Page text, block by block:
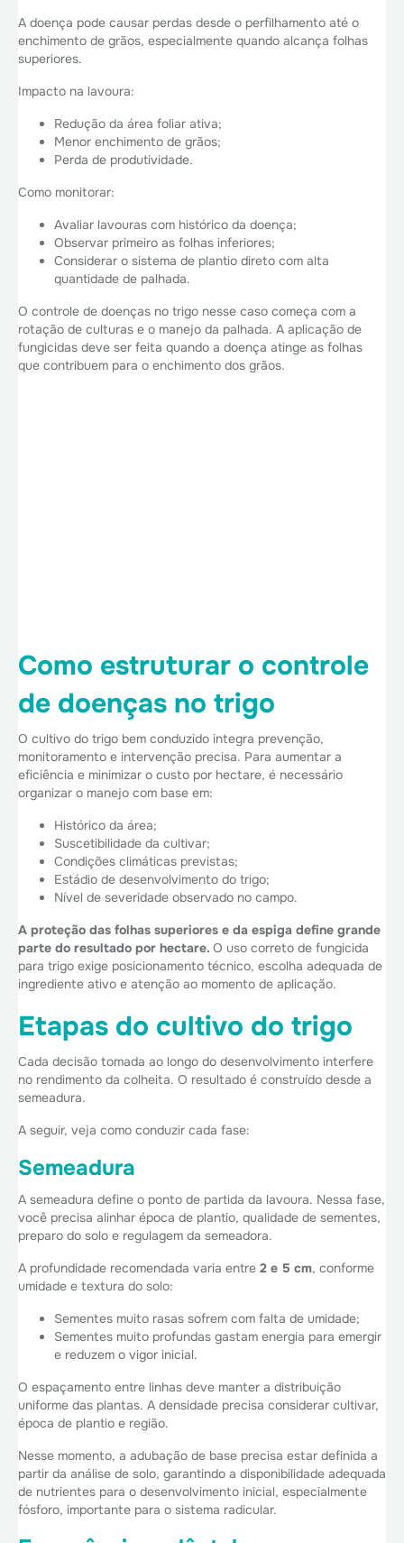
A doença pode causar perdas desde o perfilhamento até o
enchimento de grãos, especialmente quando alcança folhas
superiores.
Impacto na lavoura:
Redução da área foliar ativa;
Menor enchimento de grãos;
Perda de produtividade.
Como monitorar:
Avaliar lavouras com histórico da doença;
Observar primeiro as folhas inferiores;
Considerar o sistema de plantio direto com alta
quantidade de palhada.
O controle de doenças no trigo nesse caso começa com a
rotação de culturas e o manejo da palhada. A aplicação de
fungicidas deve ser feita quando a doença atinge as folhas
que contribuem para o enchimento dos grãos.
Como estruturar o controle
de doenças no trigo
O cultivo do trigo bem conduzido integra prevenção,
monitoramento e intervenção precisa. Para aumentar a
eficiência e minimizar o custo por hectare, é necessário
organizar o manejo com base em:
Histórico da área;
Suscetibilidade da cultivar;
Condições climáticas previstas;
Estádio de desenvolvimento do trigo;
Nível de severidade observado no campo.
A proteção das folhas superiores e da espiga define grande
parte do resultado por hectare. O uso correto de fungicida
para trigo exige posicionamento técnico, escolha adequada de
ingrediente ativo e atenção ao momento de aplicação.
Etapas do cultivo do trigo
Cada decisão tomada ao longo do desenvolvimento interfere
no rendimento da colheita. O resultado é construído desde a
semeadura.
A seguir, veja como conduzir cada fase:
Semeadura
A semeadura define o ponto de partida da lavoura. Nessa fase,
você precisa alinhar época de plantio, qualidade de sementes,
preparo do solo e regulagem da semeadora.
A profundidade recomendada varia entre 2 e 5 cm, conforme
umidade e textura do solo:
Sementes muito rasas sofrem com falta de umidade;
Sementes muito profundas gastam energia para emergir
e reduzem o vigor inicial.
O espaçamento entre linhas deve manter a distribuição
uniforme das plantas. A densidade precisa considerar cultivar,
época de plantio e região.
Nesse momento, a adubação de base precisa estar definida a
partir da análise de solo, garantindo a disponibilidade adequada
de nutrientes para o desenvolvimento inicial, especialmente
fósforo, importante para o sistema radicular.